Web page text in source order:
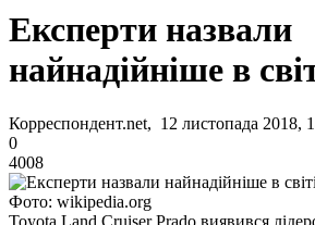
Експерти назвали
найнадійніше в
Корреспондент.net, 12 листопада 2018,
0
4008
Фото: wikipedia.org
Toyota Land Cruiser Prado виявився